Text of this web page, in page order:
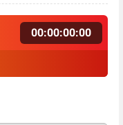
00:00:00:00